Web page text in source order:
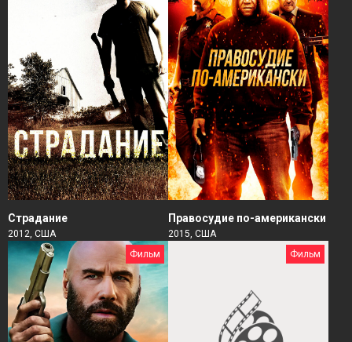
Страдание
2012, США
Правосудие по-американски
2015, США
Фильм
Фильм